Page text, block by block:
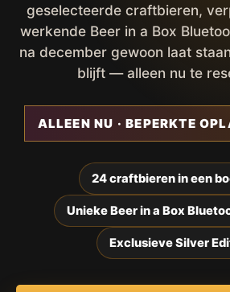
geselecteerde craftbieren,
werkende Beer in a Box
na december gewoon laat
blijft — alleen nu te
ALLEEN NU · BEPERKTE
24 craftbieren in een
Unieke Beer in a Box
Exclusieve Silver